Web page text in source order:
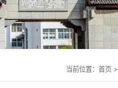
当前位置： 首页>